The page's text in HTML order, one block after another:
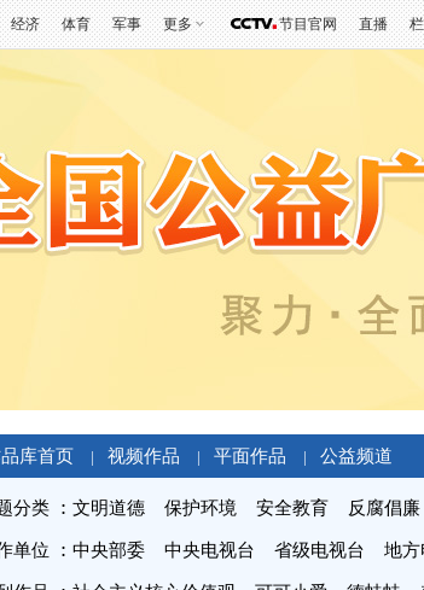
经济 体育 军事 更多 节目官网 直播
库首页 | 视频作品 | 平面作品 | 公益频道
分类 文明道德 保护环境 安全教育 反腐倡廉
单位 中央部委 中央电视台 省级电视台 地方